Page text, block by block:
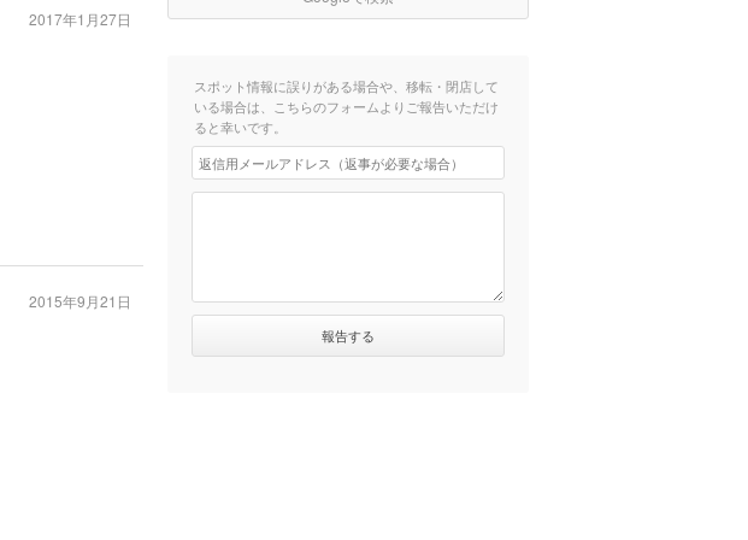
2017年1月27日
2015年9月21日
スポット情報に誤りがある場合や、移転・閉店して
いる場合は、こちらのフォームよりご報告いただけ
ると幸いです。